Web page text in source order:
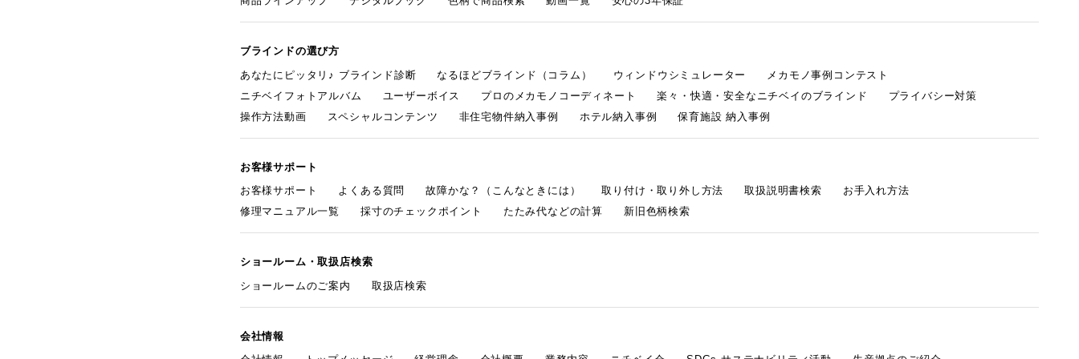
ブラインドの選び方
あなたにピッタリ♪ ブラインド診断
なるほどブラインド（コラム） ウィンドウシミュレーター
メカモノ事例コンテスト
ニチベイフォトアルバム
ユーザーボイス プロのメカモノコーディネート 楽々・快適・安全なニチベイのブラインド
プライバシー対策
操作方法動画
スペシャルコンテンツ 非住宅物件納入事例 ホテル納入事例 保育施設 納入事例
お客様サポート
お客様サポート
よくある質問 故障かな？（こんなときには） 取り付け・取り外し方法 取扱説明書検索
お手入れ方法
修理マニュアル一覧
採寸のチェックポイント たたみ代などの計算 新旧色柄検索
ショールーム・取扱店検索
ショールームのご案内
取扱店検索
会社情報